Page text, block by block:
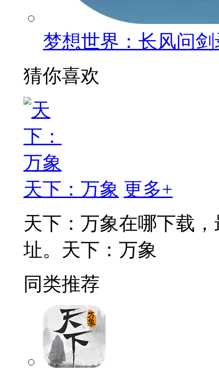
梦想世界：长风问剑
猜你喜欢
天下：万象 更多+
天下：万象在哪下载
址。天下：万象
同类推荐